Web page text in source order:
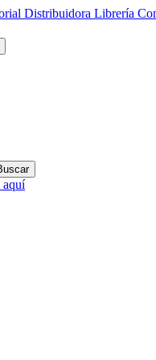
Distribuidora Librería
aquí